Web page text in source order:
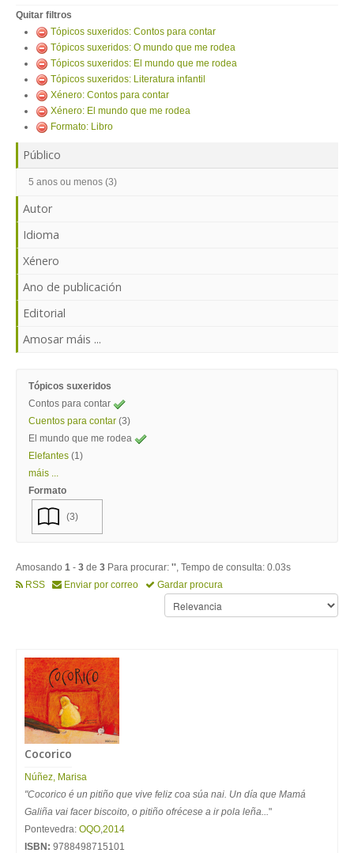
Quitar filtros
Tópicos suxeridos: Contos para contar
Tópicos suxeridos: O mundo que me rodea
Tópicos suxeridos: El mundo que me rodea
Tópicos suxeridos: Literatura infantil
Xénero: Contos para contar
Xénero: El mundo que me rodea
Formato: Libro
Público
5 anos ou menos (3)
Autor
Idioma
Xénero
Ano de publicación
Editorial
Amosar máis ...
Tópicos suxeridos
Contos para contar
Cuentos para contar (3)
El mundo que me rodea
Elefantes (1)
máis ...
Formato
(3)
Amosando 1 - 3 de 3 Para procurar: '', Tempo de consulta: 0.03s
RSS
Enviar por correo Gardar procura
Cocorico
Núñez, Marisa
"Cocorico é un pitiño que vive feliz coa súa nai. Un día que Mamá
Galiña vai facer biscoito, o pitiño ofrécese a ir pola leña..."
Pontevedra: OQO,2014
ISBN: 9788498715101